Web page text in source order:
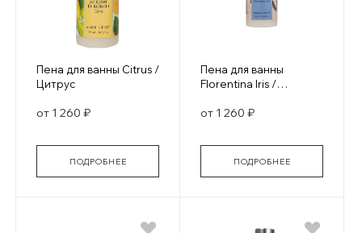
Пена для ванны Citrus /
Цитрус
от 1 260 ₽
ПОДРОБНЕЕ
Пена для ванны
Florentina Iris /
от 1 260 ₽
ПОДРОБНЕЕ